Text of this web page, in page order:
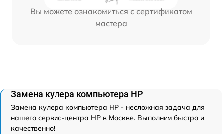
Вы можете ознакомиться с сертификатом
мастера
Замена кулера компьютера HP
Замена кулера компьютера HP - несложная задача для
нашего сервис-центра HP в Москве. Выполним быстро и
качественно!